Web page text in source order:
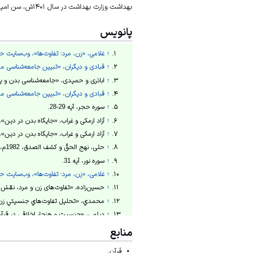
بهداشت وزارت بهداشت در سال ۱۴۰۱ش، سن امید به زندگی در زنان ایرانی ۷۸.۵ و در مردان ۷۶.۲ سال بوده است.
پانویس
↑ غلامی، «زن، مرد؛ تفاوت‌ها»،
↑ قبادی و دیگران، «تبیین جامعه‌شناسی مدیریت
↑ اباذری و حمیدی، «جامعه‌شناسی بدن و پاره‌ای
↑ قبادی و دیگران، «تبیین جامعه‌شناسی مدیریت
↑ سوره حجر، آیه 29-28.
↑ آزاد ارمکی و غراب، «جایگاه بدن در دین»، 1389ش، ص29.
↑ آزاد ارمکی و غراب، «جایگاه بدن در دین»، 1389ش، ص34-33.
↑ حلى، نهج الحقّ و كشف الصدق، 1982م، ص489.
↑ سوره نور، آیه 31.
↑ غلامی، «زن، مرد؛ تفاوت‌ها»،
↑ حسین‌زاده، «تفاوت‌های زن و مرد، نقش و کارکرد
↑ محمدي، «تحليل تفاوت‌هاي جنسيتي زن و مرد
↑ دیلمى، «جنسيت و هنجار اخلاقى در قرآن و
↑ محمدي، «تحليل تفاوت‌هاي جنسيتي زن و مرد
منابع
قرآن.